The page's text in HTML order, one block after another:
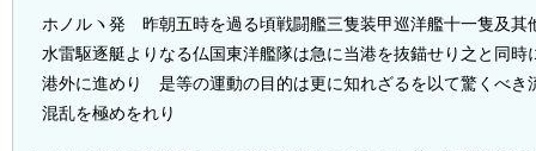
ホノルヽ発 昨朝五時を過る頃戦闘艦三隻装甲巡洋艦十一隻及其
水雷駆逐艇よりなる仏国東洋艦隊は急に当港を抜錨せり之と同時
港外に進めり 是等の運動の目的は更に知れざるを以て驚くべき
混乱を極めをれり